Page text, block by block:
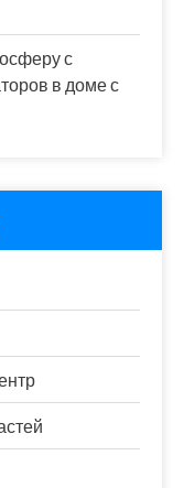
с
в доме с